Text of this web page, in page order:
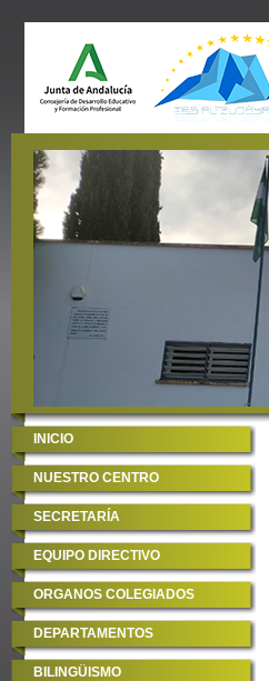
INICIO
NUESTRO CENTRO
SECRETARÍA
EQUIPO DIRECTIVO
ORGANOS COLEGIADOS
DEPARTAMENTOS
BILINGÜISMO